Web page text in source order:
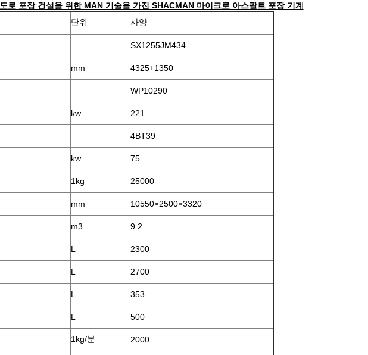
도로 포장 건설을 위한 MAN 기술을 가진 SHACMAN 마이크로 아스팔트 포장 기계
단위 사양
SX1255JM434
mm 4325+1350
WP10290
kw 221
4BT39
kw 75
1kg 25000
mm 10550×2500×3320
m3 9.2
L 2300
L 2700
L 353
L 500
1kg/분 2000